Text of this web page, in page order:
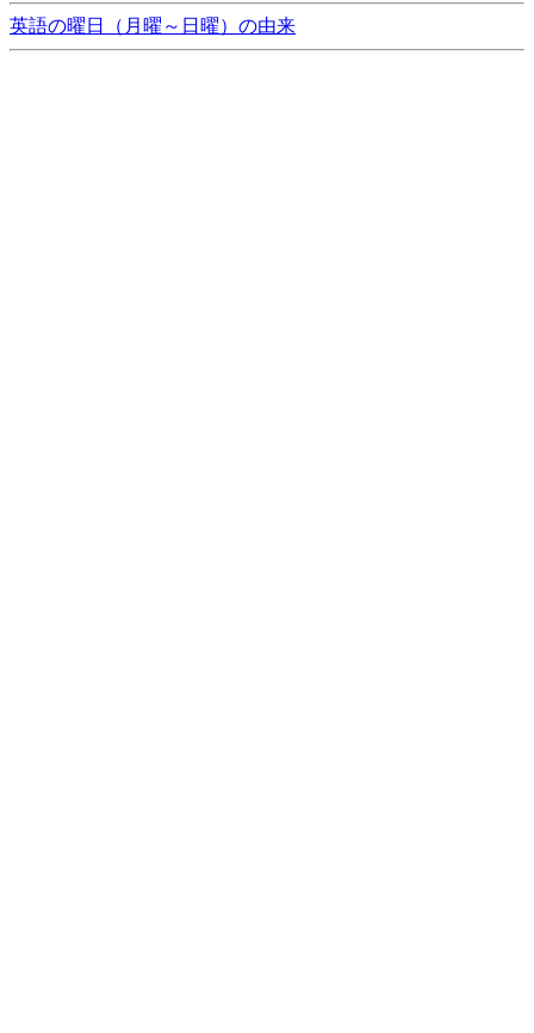
英語の曜日（月曜～日曜）の由来